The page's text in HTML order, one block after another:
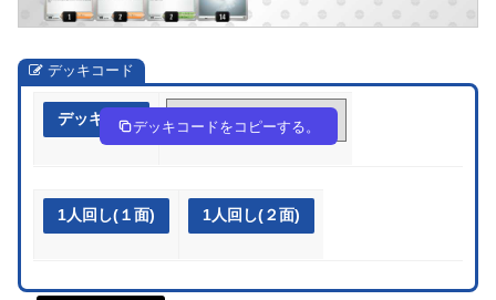
デッキコード
デッキ作成 kkdkvk-3zpxfL-FfVbkf
デッキコードをコピーする。
1人回し(１面) 1人回し(２面)